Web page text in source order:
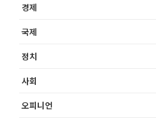
경제
국제
정치
사회
오피니언